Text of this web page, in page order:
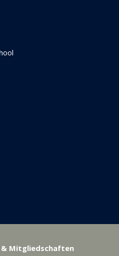
Mitgliedschaften